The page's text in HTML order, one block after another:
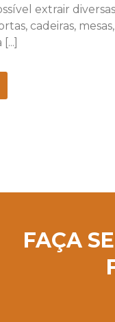
extrair
cadeiras,
FAÇA